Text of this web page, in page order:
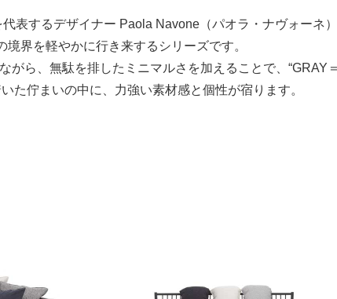
表するデザイナー Paola Navone（パオラ・ナヴォーネ
境界を軽やかに行き来するシリーズです。
ら、無駄を排したミニマルさを加えることで、“GRAY
た佇まいの中に、力強い素材感と個性が宿ります。